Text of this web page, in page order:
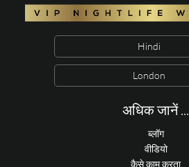
Hindi
London
अधिक जानें ...
ब्लॉग
वीडियो
कैसे काम करता